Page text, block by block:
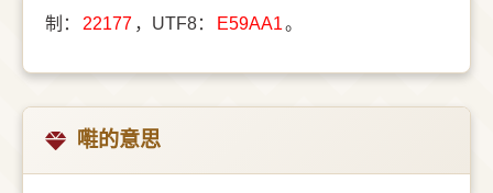
制：
22177 ，UTF8： E59AA1。
嚡的意思